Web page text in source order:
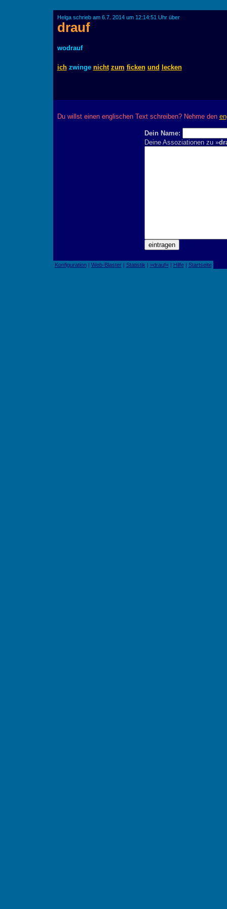
Helga schrieb am 6.7. 2014 um 12:14:51 Uhr über
drauf
wodrauf
ichzwinge nicht zum ficken und lecken
Du willst einen englischen Text schreiben? Nehme den
Dein Name:
Deine Assoziationen zu »
Konfiguration| Web-Blaster| Statistik | »drauf«| Hilfe| Startseite